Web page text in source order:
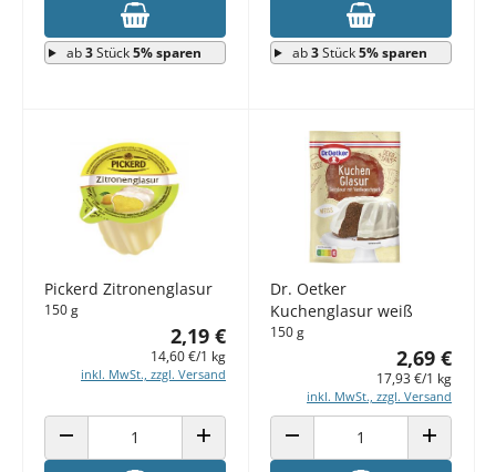
ab3Stück5% sparen ab3Stück5% sparen
Pickerd Zitronenglasur
150 g
2,19 €
14,60 €/1 kg
inkl. MwSt., zzgl. Versand
ANZAHL VERRINGERN ANZAHL ERHÖHEN
Dr. Oetker
Kuchenglasur weiß
150 g
2,69 €
17,93 €/1 kg
inkl. MwSt., zzgl. Versand
ANZAHL VERRINGERN ANZAHL